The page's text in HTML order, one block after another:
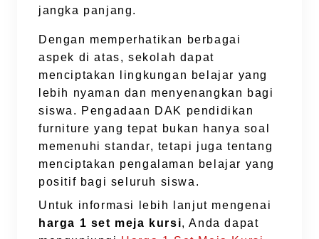
jangka panjang.
Dengan memperhatikan berbagai
aspek di atas, sekolah dapat
menciptakan lingkungan belajar yang
lebih nyaman dan menyenangkan bagi
siswa. Pengadaan DAK pendidikan
furniture yang tepat bukan hanya soal
memenuhi standar, tetapi juga tentang
menciptakan pengalaman belajar yang
positif bagi seluruh siswa.
Untuk informasi lebih lanjut mengenai
harga 1 set meja kursi, Anda dapat